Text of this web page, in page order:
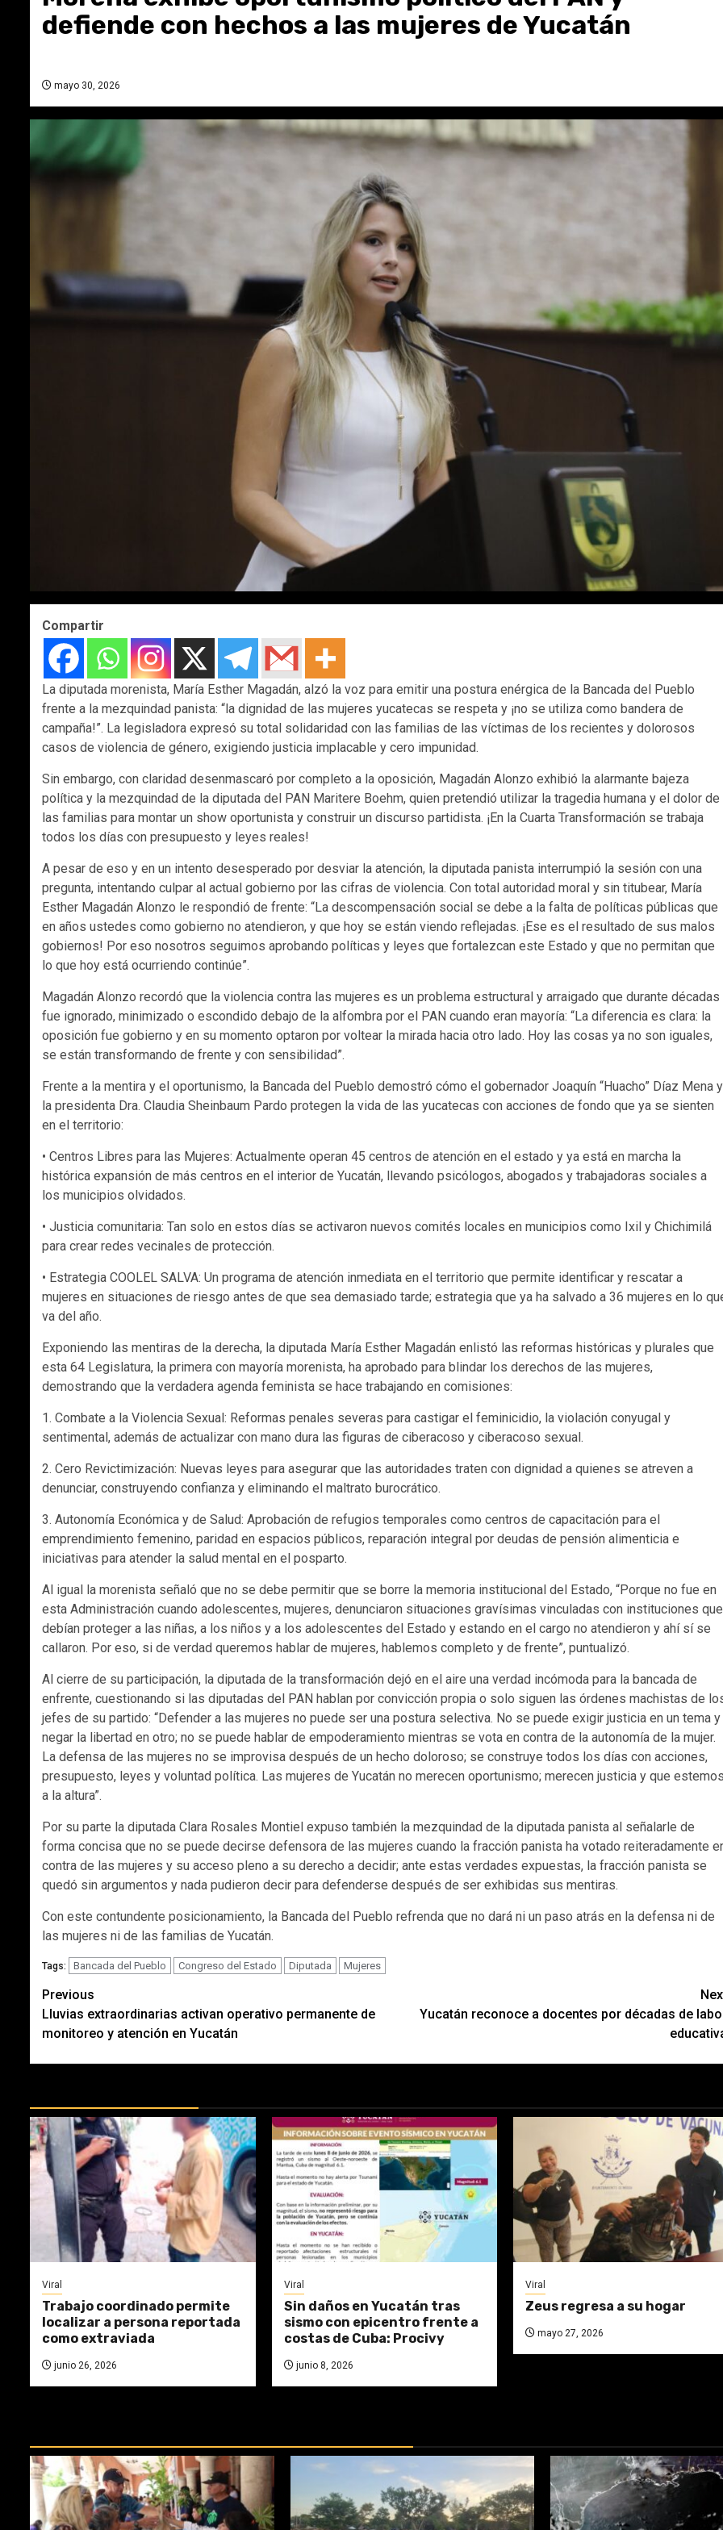
defiende con hechos a las mujeres de Yucatán
mayo 30, 2026
Compartir
La diputada morenista, María Esther Magadán, alzó la voz para emitir una postura enérgica de la Bancada del Pueblo
frente a la mezquindad panista: “la dignidad de las mujeres yucatecas se respeta y ¡no se utiliza como bandera de
campaña!”. La legisladora expresó su total solidaridad con las familias de las víctimas de los recientes y dolorosos
casos de violencia de género, exigiendo justicia implacable y cero impunidad.
Sin embargo, con claridad desenmascaró por completo a la oposición, Magadán Alonzo exhibió la alarmante bajeza
política y la mezquindad de la diputada del PAN Maritere Boehm, quien pretendió utilizar la tragedia humana y el dolor de
las familias para montar un show oportunista y construir un discurso partidista. ¡En la Cuarta Transformación se trabaja
todos los días con presupuesto y leyes reales!
A pesar de eso y en un intento desesperado por desviar la atención, la diputada panista interrumpió la sesión con una
pregunta, intentando culpar al actual gobierno por las cifras de violencia. Con total autoridad moral y sin titubear, María
Esther Magadán Alonzo le respondió de frente: “La descompensación social se debe a la falta de políticas públicas que
en años ustedes como gobierno no atendieron, y que hoy se están viendo reflejadas. ¡Ese es el resultado de sus malos
gobiernos! Por eso nosotros seguimos aprobando políticas y leyes que fortalezcan este Estado y que no permitan que
lo que hoy está ocurriendo continúe”.
Magadán Alonzo recordó que la violencia contra las mujeres es un problema estructural y arraigado que durante décadas
fue ignorado, minimizado o escondido debajo de la alfombra por el PAN cuando eran mayoría: “La diferencia es clara: la
oposición fue gobierno y en su momento optaron por voltear la mirada hacia otro lado. Hoy las cosas ya no son iguales,
se están transformando de frente y con sensibilidad”.
Frente a la mentira y el oportunismo, la Bancada del Pueblo demostró cómo el gobernador Joaquín “Huacho” Díaz Mena y
la presidenta Dra. Claudia Sheinbaum Pardo protegen la vida de las yucatecas con acciones de fondo que ya se sienten
en el territorio:
• Centros Libres para las Mujeres: Actualmente operan 45 centros de atención en el estado y ya está en marcha la
histórica expansión de más centros en el interior de Yucatán, llevando psicólogos, abogados y trabajadoras sociales a
los municipios olvidados.
• Justicia comunitaria: Tan solo en estos días se activaron nuevos comités locales en municipios como Ixil y Chichimilá
para crear redes vecinales de protección.
• Estrategia COOLEL SALVA: Un programa de atención inmediata en el territorio que permite identificar y rescatar a
mujeres en situaciones de riesgo antes de que sea demasiado tarde; estrategia que ya ha salvado a 36 mujeres en lo
va del año.
Exponiendo las mentiras de la derecha, la diputada María Esther Magadán enlistó las reformas históricas y plurales que
esta 64 Legislatura, la primera con mayoría morenista, ha aprobado para blindar los derechos de las mujeres,
demostrando que la verdadera agenda feminista se hace trabajando en comisiones:
1. Combate a la Violencia Sexual: Reformas penales severas para castigar el feminicidio, la violación conyugal y
sentimental, además de actualizar con mano dura las figuras de ciberacoso y ciberacoso sexual.
2. Cero Revictimización: Nuevas leyes para asegurar que las autoridades traten con dignidad a quienes se atreven a
denunciar, construyendo confianza y eliminando el maltrato burocrático.
3. Autonomía Económica y de Salud: Aprobación de refugios temporales como centros de capacitación para el
emprendimiento femenino, paridad en espacios públicos, reparación integral por deudas de pensión alimenticia e
iniciativas para atender la salud mental en el posparto.
Al igual la morenista señaló que no se debe permitir que se borre la memoria institucional del Estado, “Porque no fue en
esta Administración cuando adolescentes, mujeres, denunciaron situaciones gravísimas vinculadas con instituciones que
debían proteger a las niñas, a los niños y a los adolescentes del Estado y estando en el cargo no atendieron y ahí sí se
callaron. Por eso, si de verdad queremos hablar de mujeres, hablemos completo y de frente”, puntualizó.
Al cierre de su participación, la diputada de la transformación dejó en el aire una verdad incómoda para la bancada de
enfrente, cuestionando si las diputadas del PAN hablan por convicción propia o solo siguen las órdenes machistas de
jefes de su partido: “Defender a las mujeres no puede ser una postura selectiva. No se puede exigir justicia en un tema y
negar la libertad en otro; no se puede hablar de empoderamiento mientras se vota en contra de la autonomía de la mujer.
La defensa de las mujeres no se improvisa después de un hecho doloroso; se construye todos los días con acciones,
presupuesto, leyes y voluntad política. Las mujeres de Yucatán no merecen oportunismo; merecen justicia y que
a la altura”.
Por su parte la diputada Clara Rosales Montiel expuso también la mezquindad de la diputada panista al señalarle de
forma concisa que no se puede decirse defensora de las mujeres cuando la fracción panista ha votado reiteradamente
contra de las mujeres y su acceso pleno a su derecho a decidir; ante estas verdades expuestas, la fracción panista se
quedó sin argumentos y nada pudieron decir para defenderse después de ser exhibidas sus mentiras.
Con este contundente posicionamiento, la Bancada del Pueblo refrenda que no dará ni un paso atrás en la defensa ni de
las mujeres ni de las familias de Yucatán.
Tags: Bancada del Pueblo Congreso del Estado Diputada Mujeres
Post
navigation
Previous
Lluvias extraordinarias activan operativo permanente de
monitoreo y atención en Yucatán
Yucatán reconoce a docentes por décadas de
Viral
Trabajo coordinado permite
localizar a persona reportada
como extraviada
junio 26, 2026
Viral
Sin daños en Yucatán tras
sismo con epicentro frente a
costas de Cuba: Procivy
junio 8, 2026
Viral
Zeus regresa a su hogar
mayo 27, 2026